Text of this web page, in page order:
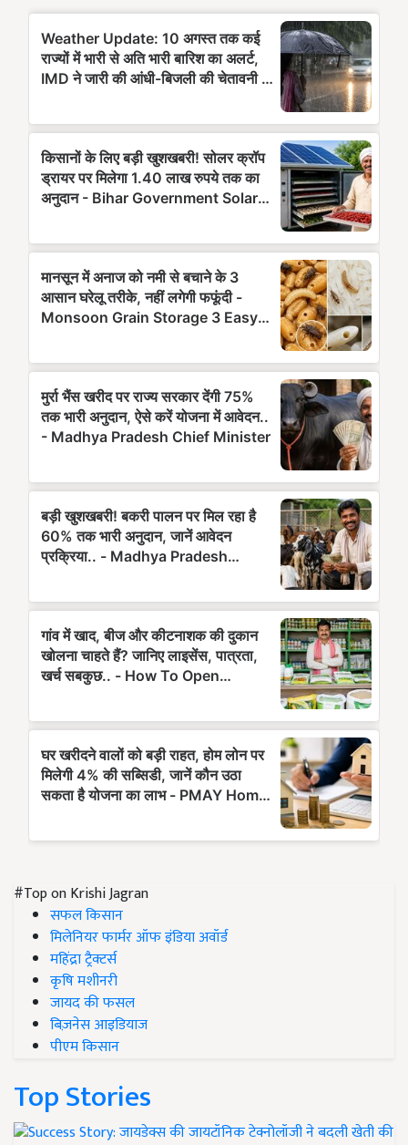
#Top on Krishi Jagran
सफल किसान
मिलेनियर फार्मर ऑफ इंडिया अवॉर्ड
महिंद्रा ट्रैक्टर्स
कृषि मशीनरी
जायद की फसल
बिज़नेस आइडियाज
पीएम किसान
Top Stories